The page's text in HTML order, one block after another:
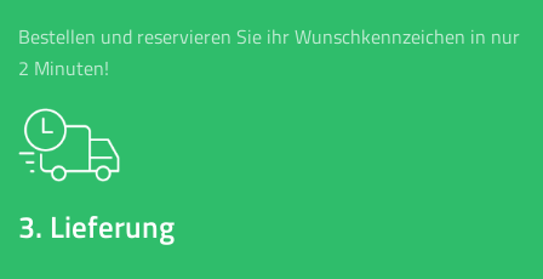
Bestellen und reservieren Sie ihr Wunschkennzeichen in nur
2 Minuten!
3. Lieferung